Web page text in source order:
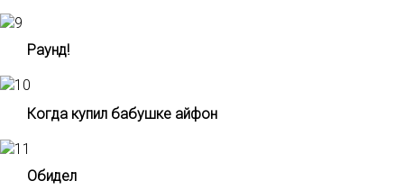
Раунд!
Когда купил бабушке айфон
Обидел